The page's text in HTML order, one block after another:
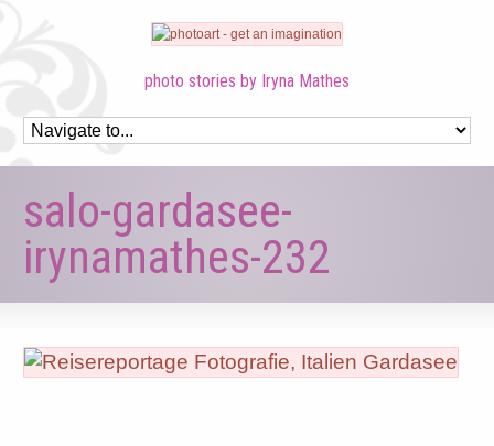
photo stories by Iryna Mathes
salo-gardasee-
irynamathes-232